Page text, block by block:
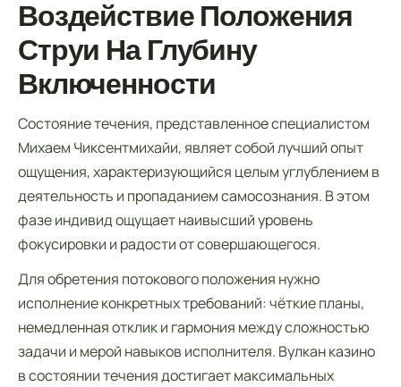
Воздействие Положения
Струи На Глубину
Включенности
Состояние течения, представленное специалистом
Михаем Чиксентмихайи, являет собой лучший опыт
ощущения, характеризующийся целым углублением в
деятельность и пропаданием самосознания. В этом
фазе индивид ощущает наивысший уровень
фокусировки и радости от совершающегося.
Для обретения потокового положения нужно
исполнение конкретных требований: чёткие планы,
немедленная отклик и гармония между сложностью
задачи и мерой навыков исполнителя. Вулкан казино
в состоянии течения достигает максимальных